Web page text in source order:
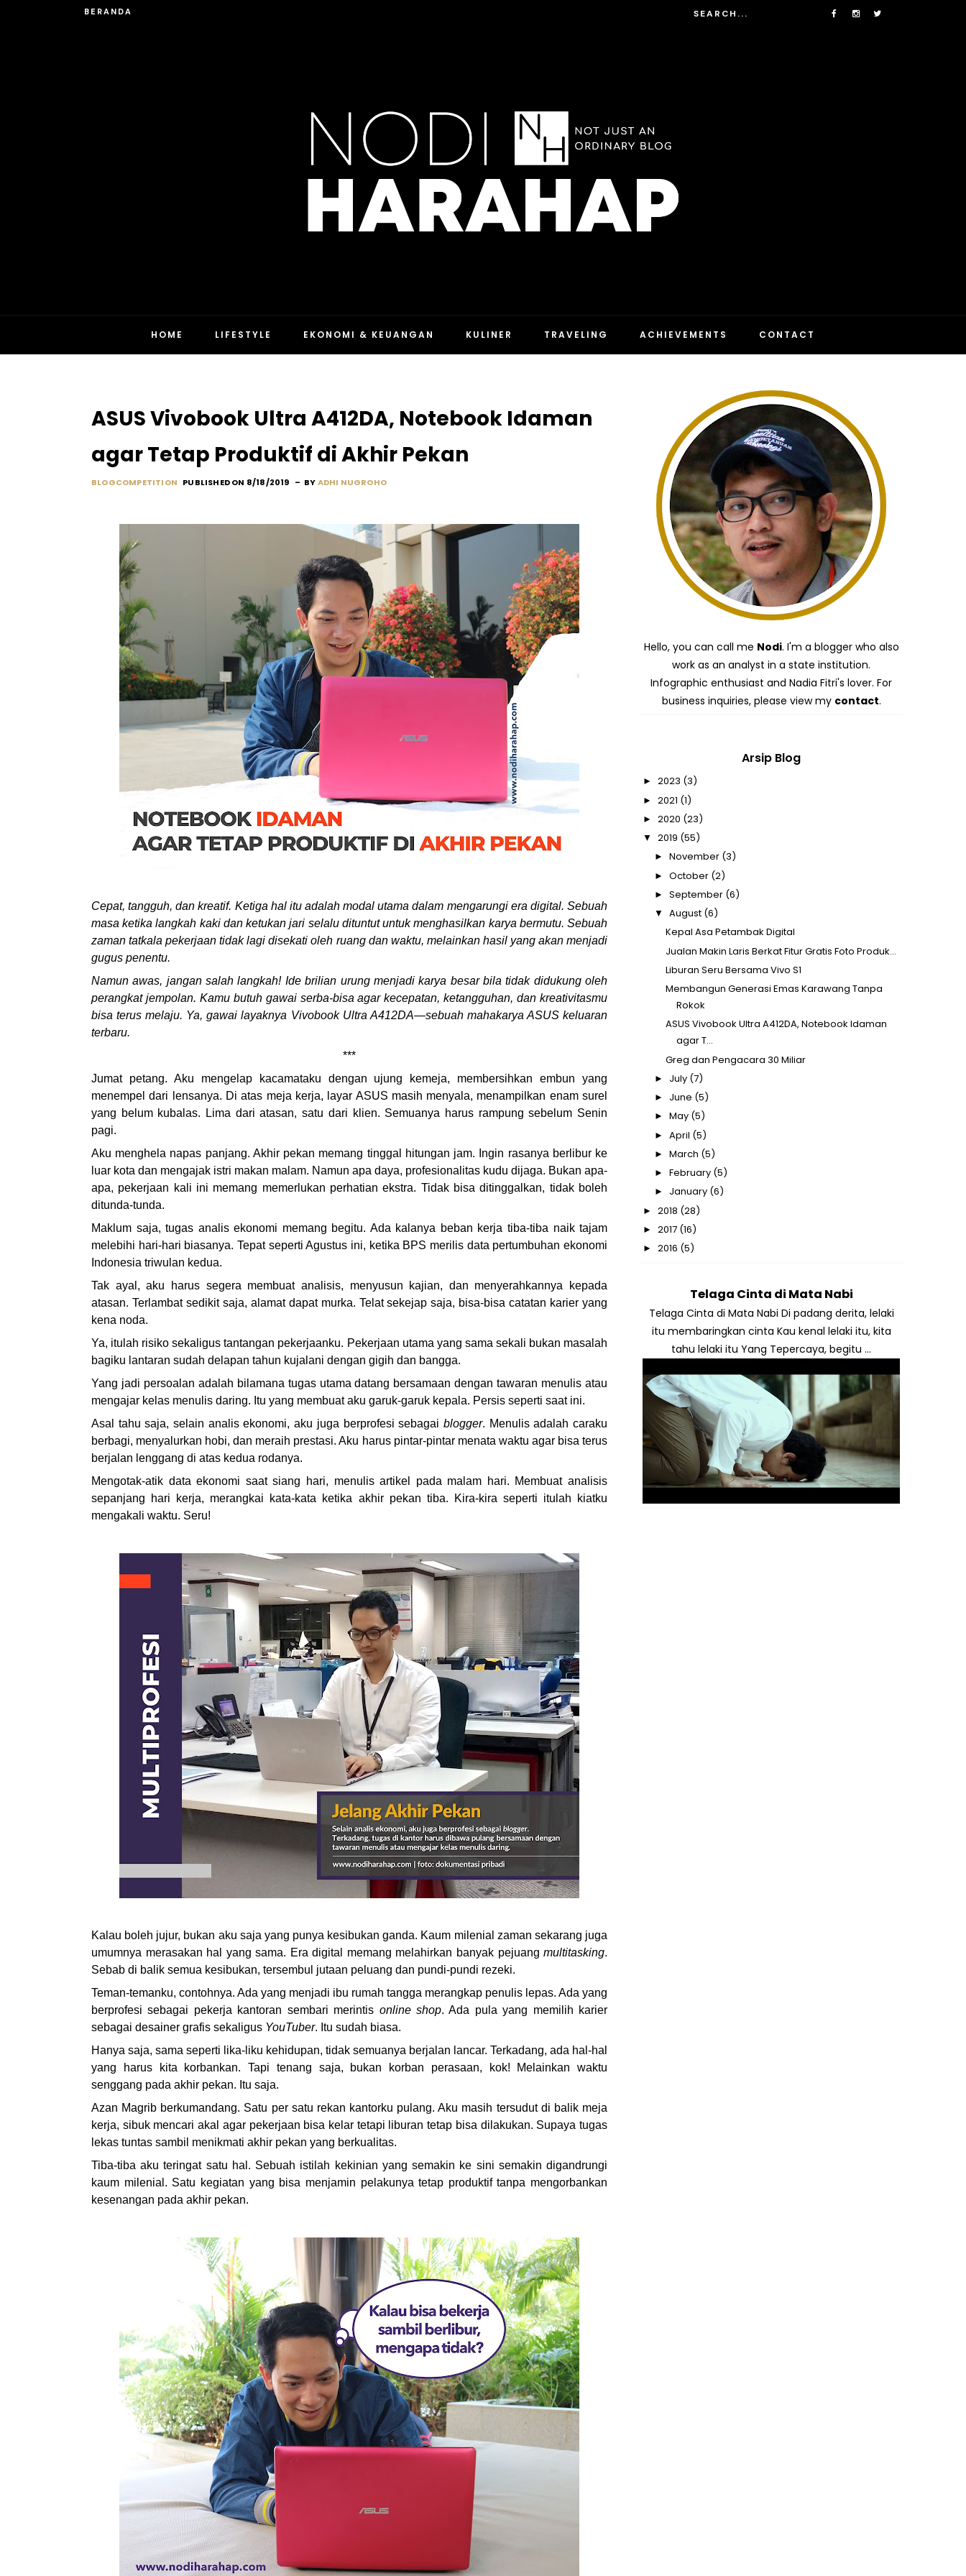
BERANDA
HOME LIFESTYLE EKONOMI & KEUANGAN KULINER TRAVELING ACHIEVEMENTS CONTACT
ASUS Vivobook Ultra A412DA, Notebook Idaman
agar Tetap Produktif di Akhir Pekan
BLOGCOMPETITION PUBLISHED ON 8/18/2019 BYADHI NUGROHO
Cepat, tangguh, dan kreatif. Ketiga hal itu adalah modal utama dalam mengarungi era digital. Sebuah
masa ketika langkah kaki dan ketukan jari selalu dituntut untuk menghasilkan karya bermutu. Sebuah
zaman tatkala pekerjaan tidak lagi disekati oleh ruang dan waktu, melainkan hasil yang akan menjadi
gugus penentu.
Namun awas, jangan salah langkah! Ide brilian urung menjadi karya besar bila tidak didukung oleh
perangkat jempolan. Kamu butuh gawai serba-bisa agar kecepatan, ketangguhan, dan kreativitasmu
bisa terus melaju. Ya, gawai layaknya Vivobook Ultra A412DA—sebuah mahakarya ASUS keluaran
terbaru.
***
Jumat petang. Aku mengelap kacamataku dengan ujung kemeja, membersihkan embun yang
menempel dari lensanya. Di atas meja kerja, layar ASUS masih menyala, menampilkan enam surel
yang belum kubalas. Lima dari atasan, satu dari klien. Semuanya harus rampung sebelum Senin
pagi.
Aku menghela napas panjang. Akhir pekan memang tinggal hitungan jam. Ingin rasanya berlibur ke
luar kota dan mengajak istri makan malam. Namun apa daya, profesionalitas kudu dijaga. Bukan apa-
apa, pekerjaan kali ini memang memerlukan perhatian ekstra. Tidak bisa ditinggalkan, tidak boleh
ditunda-tunda.
Maklum saja, tugas analis ekonomi memang begitu. Ada kalanya beban kerja tiba-tiba naik tajam
melebihi hari-hari biasanya. Tepat seperti Agustus ini, ketika BPS merilis data pertumbuhan ekonomi
Indonesia triwulan kedua.
Tak ayal, aku harus segera membuat analisis, menyusun kajian, dan menyerahkannya kepada
atasan. Terlambat sedikit saja, alamat dapat murka. Telat sekejap saja, bisa-bisa catatan karier yang
kena noda.
Ya, itulah risiko sekaligus tantangan pekerjaanku. Pekerjaan utama yang sama sekali bukan masalah
bagiku lantaran sudah delapan tahun kujalani dengan gigih dan bangga.
Yang jadi persoalan adalah bilamana tugas utama datang bersamaan dengan tawaran menulis atau
mengajar kelas menulis daring. Itu yang membuat aku garuk-garuk kepala. Persis seperti saat ini.
Asal tahu saja, selain analis ekonomi, aku juga berprofesi sebagai blogger. Menulis adalah caraku
berbagi, menyalurkan hobi, dan meraih prestasi. Aku harus pintar-pintar menata waktu agar bisa terus
berjalan lenggang di atas kedua rodanya.
Mengotak-atik data ekonomi saat siang hari, menulis artikel pada malam hari. Membuat analisis
sepanjang hari kerja, merangkai kata-kata ketika akhir pekan tiba. Kira-kira seperti itulah kiatku
mengakali waktu. Seru!
Kalau boleh jujur, bukan aku saja yang punya kesibukan ganda. Kaum milenial zaman sekarang juga
umumnya merasakan hal yang sama. Era digital memang melahirkan banyak pejuangmultitasking.
Sebab di balik semua kesibukan, tersembul jutaan peluang dan pundi-pundi rezeki.
Teman-temanku, contohnya. Ada yang menjadi ibu rumah tangga merangkap penulis lepas. Ada yang
berprofesi sebagai pekerja kantoran sembari merintis online shop. Ada pula yang memilih karier
sebagai desainer grafis sekaligus YouTuber. Itu sudah biasa.
Hanya saja, sama seperti lika-liku kehidupan, tidak semuanya berjalan lancar. Terkadang, ada hal-hal
yang harus kita korbankan. Tapi tenang saja, bukan korban perasaan, kok! Melainkan waktu
senggang pada akhir pekan. Itu saja.
Azan Magrib berkumandang. Satu per satu rekan kantorku pulang. Aku masih tersudut di balik meja
kerja, sibuk mencari akal agar pekerjaan bisa kelar tetapi liburan tetap bisa dilakukan. Supaya tugas
lekas tuntas sambil menikmati akhir pekan yang berkualitas.
Tiba-tiba aku teringat satu hal. Sebuah istilah kekinian yang semakin ke sini semakin digandrungi
kaum milenial. Satu kegiatan yang bisa menjamin pelakunya tetap produktif tanpa mengorbankan
kesenangan pada akhir pekan.
Hello, you can call me Nodi. I'm a blogger who also
work as an analyst in a state institution.
Infographic enthusiast and Nadia Fitri's lover. For
business inquiries, please view my contact.
Arsip Blog
► 2023 (3)
► 2021 (1)
► 2020 (23)
▼ 2019 (55)
► November (3)
► October (2)
► September (6)
▼ August (6)
Kepal Asa Petambak Digital
Jualan Makin Laris Berkat Fitur Gratis Foto Produk...
Liburan Seru Bersama Vivo S1
Membangun Generasi Emas Karawang Tanpa
Rokok
ASUS Vivobook Ultra A412DA, Notebook Idaman
agar T...
Greg dan Pengacara 30 Miliar
► July (7)
► June (5)
► May (5)
► April (5)
► March (5)
► February (5)
► January (6)
► 2018 (28)
► 2017 (16)
► 2016 (5)
Telaga Cinta di Mata Nabi
Telaga Cinta di Mata Nabi Di padang derita, lelaki
itu membaringkan cinta Kau kenal lelaki itu, kita
tahu lelaki itu Yang Tepercaya, begitu ...